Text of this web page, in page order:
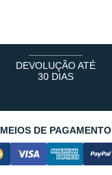
DEVOLUÇÃO ATÉ
30 DIAS
MEIOS DE PAGAMENTO